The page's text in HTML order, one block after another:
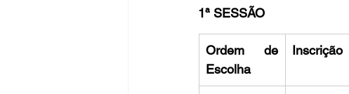
1ª SESSÃO
Ordem de
Escolha
Inscrição